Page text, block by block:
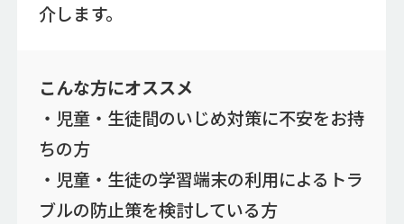
介します。
こんな方にオススメ
・児童・生徒間のいじめ対策に不安をお持
ちの方
・児童・生徒の学習端末の利用によるトラ
ブルの防止策を検討している方